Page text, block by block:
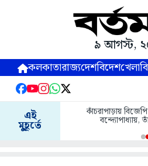
৯ আগস্ট,
কলকাতারাজ্যদেশবিদেশখেলা
এই
মুহূর্তে
কাঁচরাপাড়ায়
বন্দ্যোপাধ্যায়,